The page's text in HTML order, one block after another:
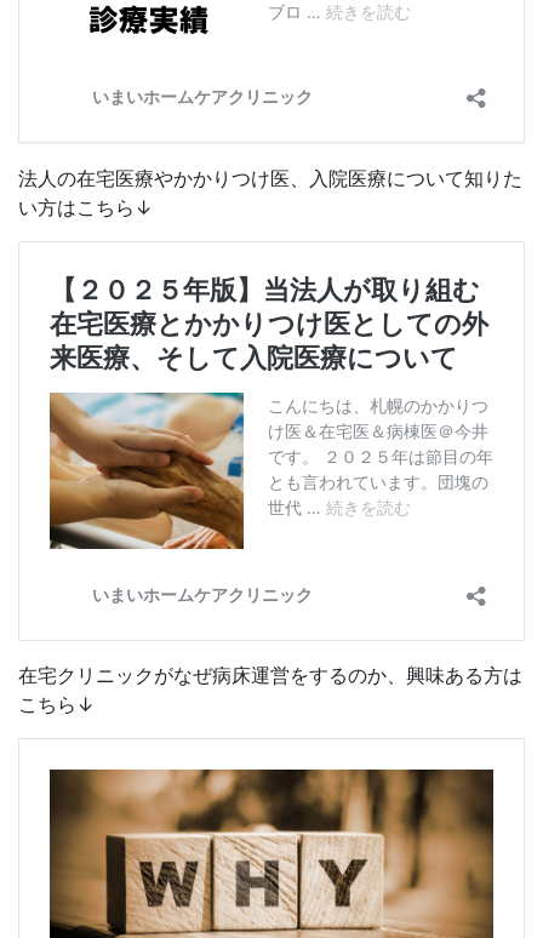
法人の在宅医療やかかりつけ医、入院医療について知りた
い方はこちら↓
在宅クリニックがなぜ病床運営をするのか、興味ある方は
こちら↓